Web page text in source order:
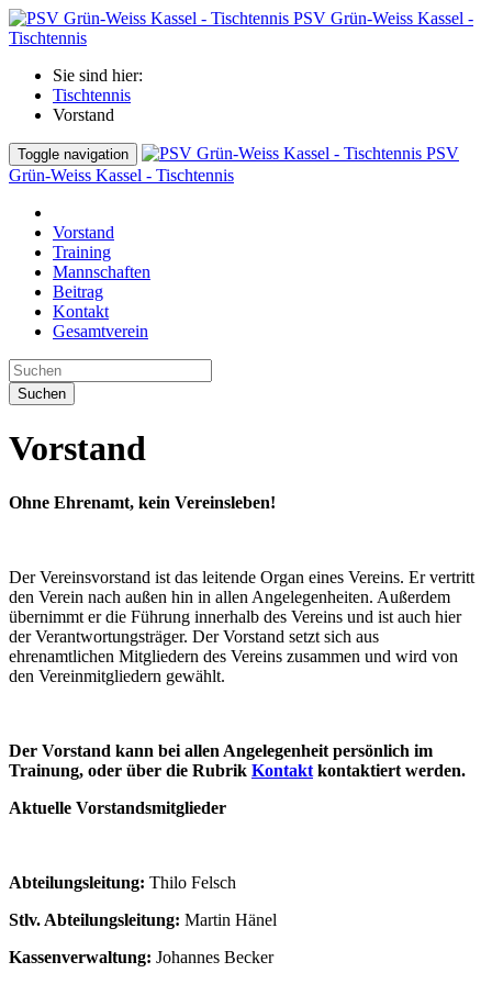
PSV Grün-Weiss Kassel -
Tischtennis
Sie sind hier:
Tischtennis
Vorstand
Toggle navigation
PSV
Grün-Weiss Kassel - Tischtennis
Vorstand
Training
Mannschaften
Beitrag
Kontakt
Gesamtverein
Suchen
Vorstand
Ohne Ehrenamt, kein Vereinsleben!
Der Vereinsvorstand ist das leitende Organ eines Vereins. Er vertritt
den Verein nach außen hin in allen Angelegenheiten. Außerdem
übernimmt er die Führung innerhalb des Vereins und ist auch hier
der Verantwortungsträger. Der Vorstand setzt sich aus
ehrenamtlichen Mitgliedern des Vereins zusammen und wird von
den Vereinmitgliedern gewählt.
Der Vorstand kann bei allen Angelegenheit persönlich im
Trainung, oder über die Rubrik Kontakt kontaktiert werden.
Aktuelle Vorstandsmitglieder
Abteilungsleitung: Thilo Felsch
Stlv. Abteilungsleitung: Martin Hänel
Kassenverwaltung: Johannes Becker